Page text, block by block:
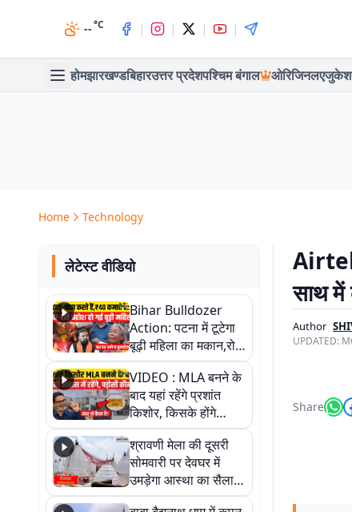
--°C | | | |
होमझारखण्डबिहारउत्तर प्रदेशपश्चिम बंगाल ओरिजिनल
Home Technology
लेटेस्ट वीडियो
Bihar Bulldozer
Action: पटना में टूटेगा
बूढ़ी महिला का मकान,रोते
रोते हुई बेहोश; वीडियो में
देखिए पूरा मामला
VIDEO : MLA बनने के
बाद यहां रहेंगे प्रशांत
किशोर, किसके होंगे
पड़ोसी? वीडियो में देखिए
कैसा है पीके का नया
ठिकाना
श्रावणी मेला की दूसरी
सोमवारी पर देवघर में
उमड़ेगा आस्था का सैलाब,
तीन लाख से अधिक
Airtel
साथ में
Author
UPDATED:
Share